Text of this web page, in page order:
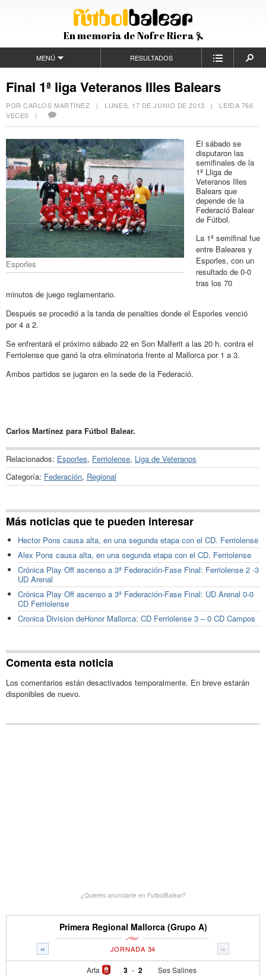
En memoria de Nofre Riera
MENÚ RESULTADOS
Final 1ª liga Veteranos Illes Balears
POR CARLOS MARTÍNEZ | LUNES, 17 DE JUNIO DE 2013 | LEÍDA 766
VECES |
Esporles
El sábado se
disputaron las
semifinales de la
1ª Lliga de
Veteranos Illes
Balears que
depende de la
Federació Balear
de Fútbol.
La 1ª semifinal fue
entre Baleares y
Esporles, con un
resultado de 0-0
tras los 70
minutos de juego reglamentario.
Después se procedió a la tanda de penalties donde el Esporles venció
por 4 a 2.
Se enfrentará el próximo sábado 22 en Son Malferit a las 20 h. contra el
Ferriolense que ganó la otra eliminatoria frente al Mallorca por 1 a 3.
Ambos partidos se jugaron en la sede de la Federació.
Carlos Martínez para Fútbol Balear.
Relacionados: Esporles, Ferriolense, Liga de Veteranos
Categoría: Federación, Regional
Más noticias que te pueden interesar
Hector Pons causa alta, en una segunda etapa con el CD. Ferriolense
Alex Pons causa alta, en una segunda etapa con el CD. Ferriolense
Crónica Play Off ascenso a 3ª Federación-Fase Final: Ferriolense 2 -3
UD Arenal
Crónica Play Off ascenso a 3ª Federación-Fase Final: UD Arenal 0-0
CD Ferriolense
Cronica Division deHonor Mallorca: CD Ferriolense 3 – 0 CD Campos
Comenta esta noticia
Los comentarios están desactivados temporalmente. En breve estarán
disponibles de nuevo.
¿Quieres anunciarte en FutbolBalear?
Primera Regional Mallorca (Grupo A)
« »
JORNADA 34
Arta 3 - Ses Salines
2